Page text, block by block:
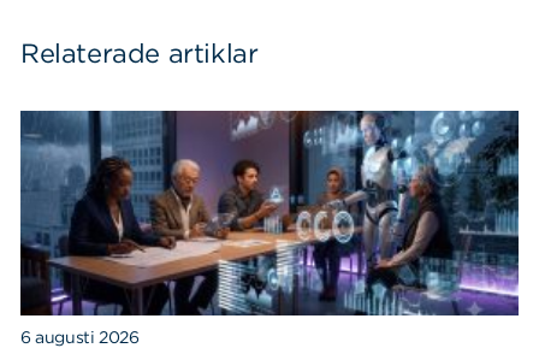
Relaterade artiklar
6 augusti 2026